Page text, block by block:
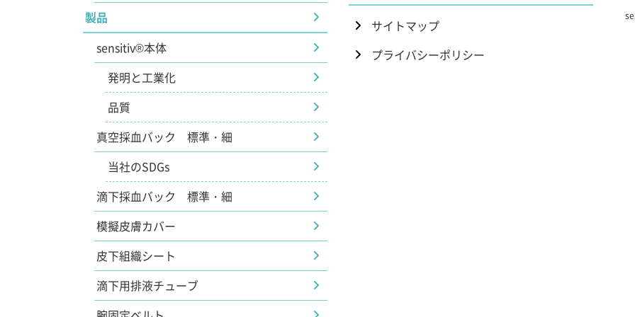
製品
sensitiv®本体
発明と工業化
品質
真空採血バック 標準・細
当社のSDGs
滴下採血バック 標準・細
模擬皮膚カバー
皮下組織シート
滴下用排液チューブ
サイトマップ
プライバシーポリシー